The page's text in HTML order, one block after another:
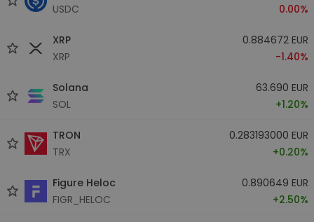
USDC
0.00%
XRP
XRP
0.884672 EUR
-1.40%
Solana
SOL
63.690 EUR
+1.20%
TRON
TRX
0.283193000 EUR
+0.20%
Figure Heloc
FIGR_HELOC
0.890649 EUR
+2.50%